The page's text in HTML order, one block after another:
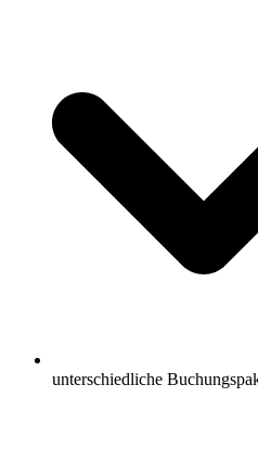
unterschiedliche